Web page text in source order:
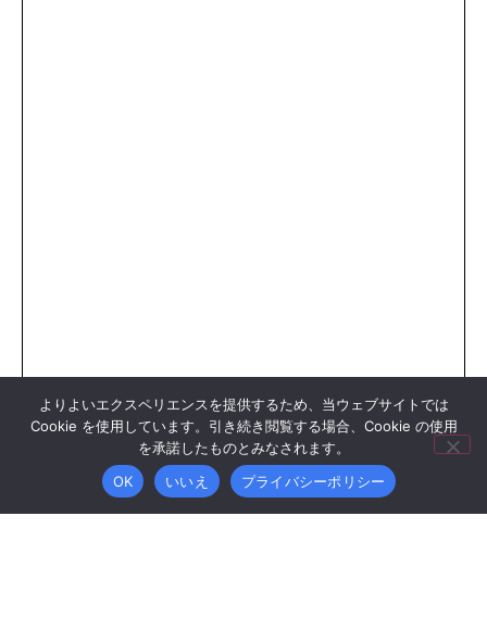
よりよいエクスペリエンスを提供するため、当ウェブサイトでは
Cookie を使用しています。引き続き閲覧する場合、Cookie の使用
を承諾したものとみなされます。
OK
いいえ プライバシーポリシー